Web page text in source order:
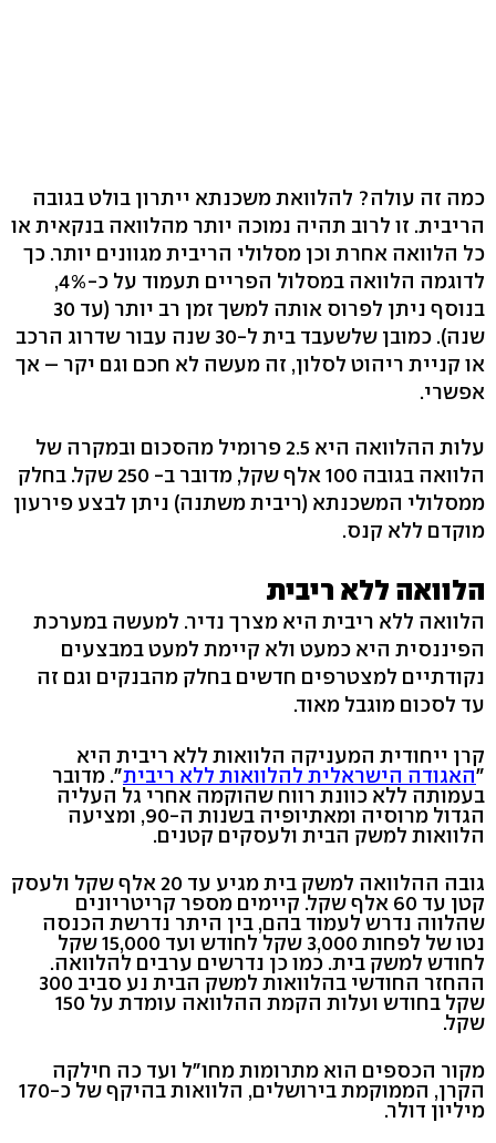
כמה זה עולה? להלוואת משכנתא ייתרון בולט בגובה
הריבית. זו לרוב תהיה נמוכה יותר מהלוואה בנקאית או
כל הלוואה אחרת וכן מסלולי הריבית מגוונים יותר. כך
לדוגמה הלוואה במסלול הפריים תעמוד על כ-4%,
בנוסף ניתן לפרוס אותה למשך זמן רב יותר (עד 30
שנה). כמובן שלשעבד בית ל-30 שנה עבור שדרוג הרכב
או קניית ריהוט לסלון, זה מעשה לא חכם וגם יקר – אך
אפשרי.
עלות ההלוואה היא 2.5 פרומיל מהסכום ובמקרה של
הלוואה בגובה 100 אלף שקל, מדובר ב- 250 שקל. בחלק
ממסלולי המשכנתא (ריבית משתנה) ניתן לבצע פירעון
מוקדם ללא קנס.
הלוואה ללא ריבית
הלוואה ללא ריבית היא מצרך נדיר. למעשה במערכת
הפיננסית היא כמעט ולא קיימת למעט במבצעים
נקודתיים למצטרפים חדשים בחלק מהבנקים וגם זה
עד לסכום מוגבל מאוד.
קרן ייחודית המעניקה הלוואות ללא ריבית היא
"האגודה הישראלית להלוואות ללא ריבית". מדובר
בעמותה ללא כוונת רווח שהוקמה אחרי גל העליה
הגדול מרוסיה ומאתיופיה בשנות ה-90, ומציעה
הלוואות למשק הבית ולעסקים קטנים.
גובה ההלוואה למשק בית מגיע עד 20 אלף שקל ולעסק
קטן עד 60 אלף שקל. קיימים מספר קריטריונים
שהלווה נדרש לעמוד בהם, בין היתר נדרשת הכנסה
נטו של לפחות 3,000 שקל לחודש ועד 15,000 שקל
לחודש למשק בית. כמו כן נדרשים ערבים להלוואה.
ההחזר החודשי בהלוואות למשק הבית נע סביב 300
שקל בחודש ועלות הקמת ההלוואה עומדת על 150
שקל.
מקור הכספים הוא מתרומות מחו"ל ועד כה חילקה
הקרן, הממוקמת בירושלים, הלוואות בהיקף של כ-170
מיליון דולר.